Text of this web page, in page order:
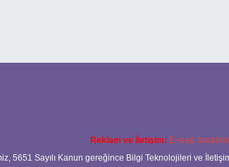
Reklam ve İletişim: E-mail:
5651 Sayılı Kanun gereğince Bilgi Teknolojileri ve